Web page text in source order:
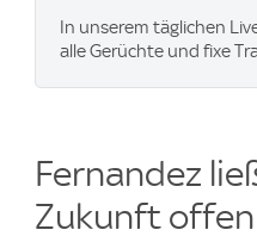
In unserem täglichen
alle Gerüchte und fixe
Fernandez
Zukunft offen